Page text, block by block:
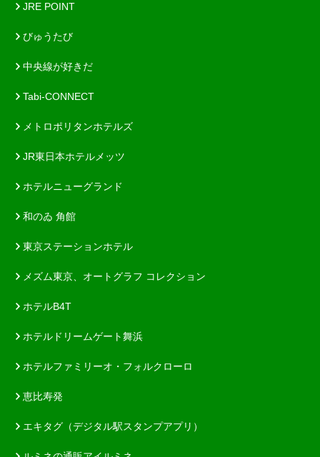
JRE POINT
びゅうたび
中央線が好きだ
Tabi-CONNECT
メトロポリタンホテルズ
JR東日本ホテルメッツ
ホテルニューグランド
和のゐ 角館
東京ステーションホテル
メズム東京、オートグラフ コレクション
ホテルB4T
ホテルドリームゲート舞浜
ホテルファミリーオ・フォルクローロ
恵比寿発
エキタグ（デジタル駅スタンプアプリ）